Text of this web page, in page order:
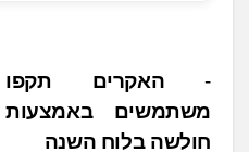
נ
י
האקרים תקפו
משתמשים באמצעות
חולשה בלוח השנה